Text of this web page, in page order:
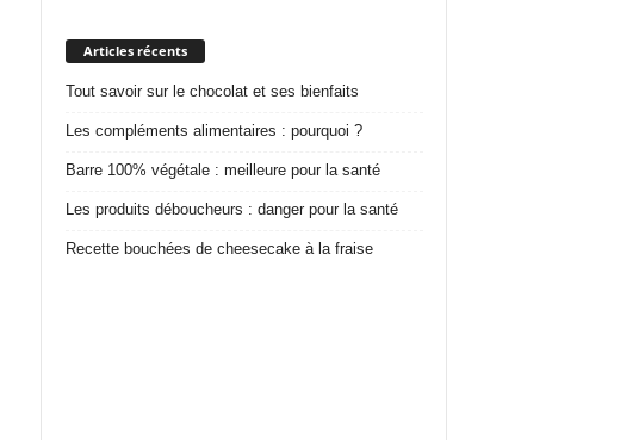
Articles récents
Tout savoir sur le chocolat et ses bienfaits
Les compléments alimentaires : pourquoi ?
Barre 100% végétale : meilleure pour la santé
Les produits déboucheurs : danger pour la santé
Recette bouchées de cheesecake à la fraise